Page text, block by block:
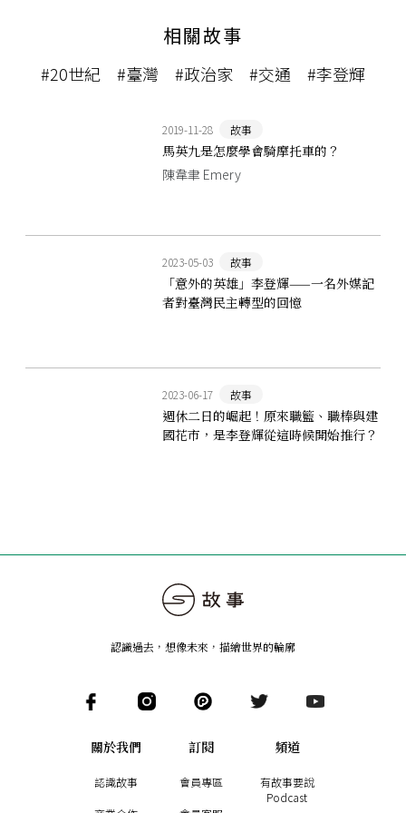
相關故事
#20世紀 #臺灣 #政治家 #交通 #李登輝
2019-11-28 故事
馬英九是怎麼學會騎摩托車的？
陳韋聿 Emery
2023-05-03 故事
「意外的英雄」李登輝——一名外媒記
者對臺灣民主轉型的回憶
2023-06-17 故事
週休二日的崛起！原來職籃、職棒與建
國花市，是李登輝從這時候開始推行？
認識過去，想像未來 ， 描繪世界的輪廓
關於我們
認識故事
訂閱
會員專區
頻道
有故事要說
Podcast